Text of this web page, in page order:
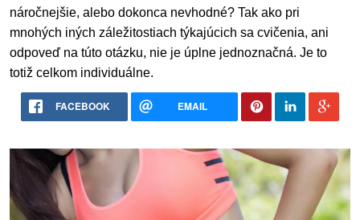
náročnejšie, alebo dokonca nevhodné? Tak ako pri
mnohých iných záležitostiach týkajúcich sa cvičenia, ani
odpoveď na túto otázku, nie je úplne jednoznačná. Je to
totiž celkom individuálne.
FACEBOOK EMAIL